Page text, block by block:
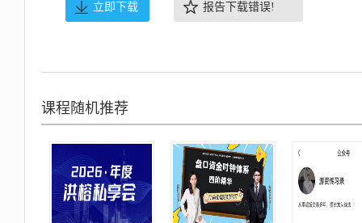
立即下载 报告下载错误!
课程随机推荐